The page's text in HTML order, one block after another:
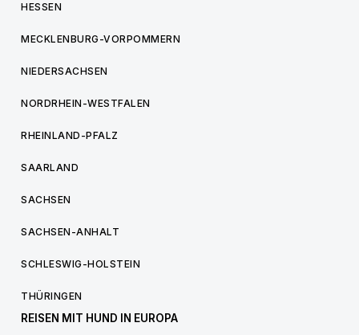
HESSEN
MECKLENBURG-VORPOMMERN
NIEDERSACHSEN
NORDRHEIN-WESTFALEN
RHEINLAND-PFALZ
SAARLAND
SACHSEN
SACHSEN-ANHALT
SCHLESWIG-HOLSTEIN
THÜRINGEN
REISEN MIT HUND IN EUROPA